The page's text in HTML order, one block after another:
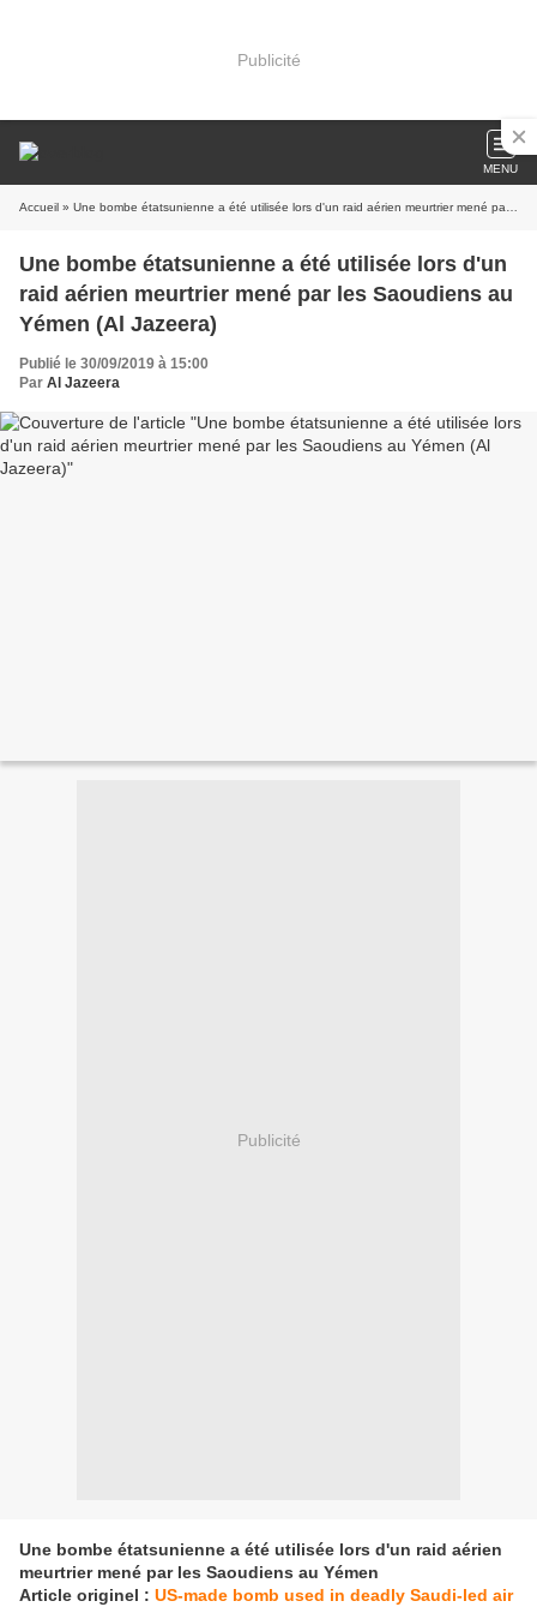
Publicité
MENU
Accueil » Une bombe étatsunienne a été utilisée lors d'un raid aérien meurtrier mené par les Saoudiens au Yémen (Al Jazeera)
Une bombe étatsunienne a été utilisée lors d'un
raid aérien meurtrier mené par les Saoudiens au
Yémen (Al Jazeera)
Publié le 30/09/2019 à 15:00
Par Al Jazeera
Publicité
Une bombe étatsunienne a été utilisée lors d'un raid aérien
meurtrier mené par les Saoudiens au Yémen
Article originel : US-made bomb used in deadly Saudi-led air